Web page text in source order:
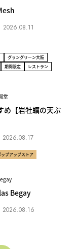
2026.08.11
グラングリーン大阪
期間限定
レストラン
堂
め【岩牡蠣の天ぷ
2026.08.17
プアップストア
Begay
2026.08.16